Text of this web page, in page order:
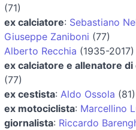
(71)
ex calciatore: Sebastiano
Giuseppe Zaniboni (77)
Alberto Recchia (1935-2017)
ex calciatore e allenatore di
(77)
ex cestista: Aldo Ossola (81)
ex motociclista: Marcellino
giornalista: Riccardo